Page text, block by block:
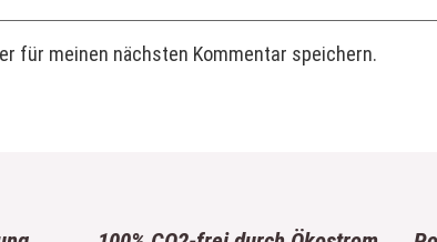
für meinen nächsten Kommentar speichern.